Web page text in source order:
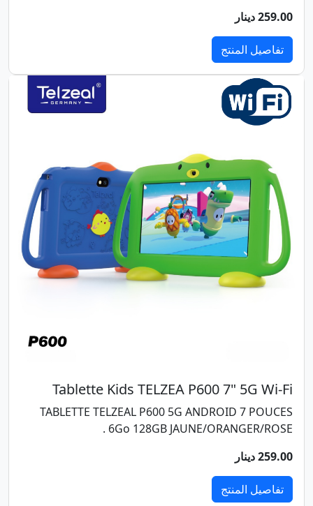
259.00 دينار
تفاصيل المنتج
Tablette Kids TELZEA P600 7" 5G Wi-Fi
TABLETTE TELZEAL P600 5G ANDROID 7 POUCES
6Go 128GB JAUNE/ORANGER/ROSE .
259.00 دينار
تفاصيل المنتج